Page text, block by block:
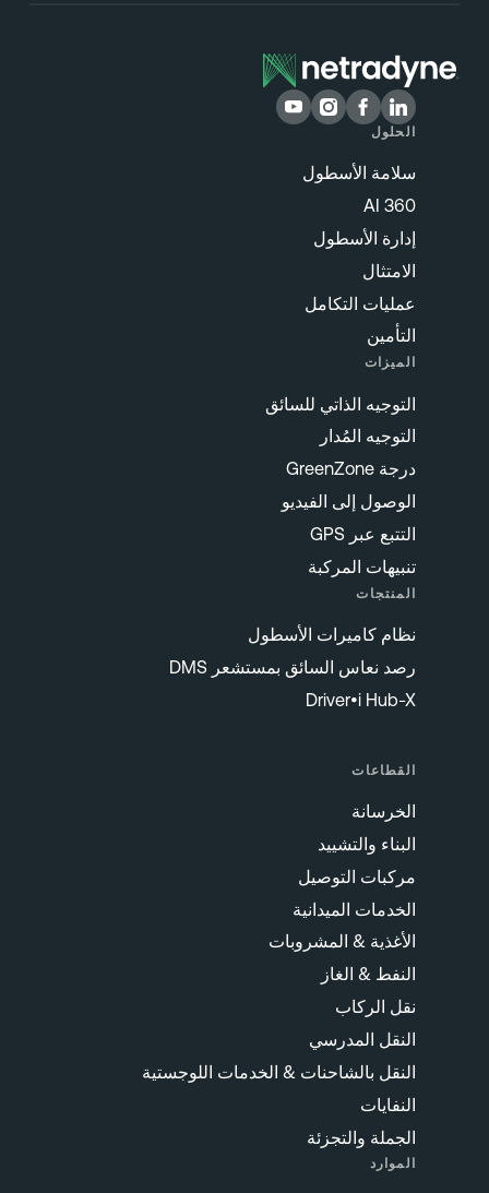
الحلول
سلامة الأسطول
إدارة الأسطول
الامتثال
عمليات التكامل
التأمين
الميزات
التوجيه الذاتي للسائق
التوجيه المُدار
درجة GreenZone
الوصول إلى الفيديو
التتبع عبر GPS
تنبيهات المركبة
المنتجات
نظام كاميرات الأسطول
رصد نعاس السائق بمستشعر DMS
Driver•i Hub-X
القطاعات
الخرسانة
البناء والتشييد
مركبات التوصيل
الخدمات الميدانية
الأغذية & المشروبات
النفط & الغاز
نقل الركاب
النقل المدرسي
النقل بالشاحنات & الخدمات اللوجستية
النفايات
الجملة والتجزئة
الموارد